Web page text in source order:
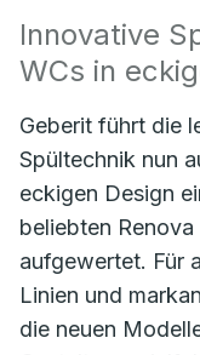
Innovative
WCs in
Geberit führt die
Spültechnik nun
eckigen Design
beliebten
aufgewertet. Für
Linien und
die neuen